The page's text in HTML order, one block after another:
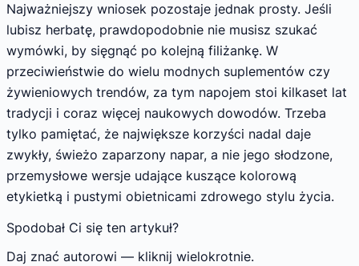
Najważniejszy wniosek pozostaje jednak prosty. Jeśli
lubisz herbatę, prawdopodobnie nie musisz szukać
wymówki, by sięgnąć po kolejną filiżankę. W
przeciwieństwie do wielu modnych suplementów czy
żywieniowych trendów, za tym napojem stoi kilkaset lat
tradycji i coraz więcej naukowych dowodów. Trzeba
tylko pamiętać, że największe korzyści nadal daje
zwykły, świeżo zaparzony napar, a nie jego słodzone,
przemysłowe wersje udające kuszące kolorową
etykietką i pustymi obietnicami zdrowego stylu życia.
Spodobał Ci się ten artykuł?
Daj znać autorowi — kliknij wielokrotnie.